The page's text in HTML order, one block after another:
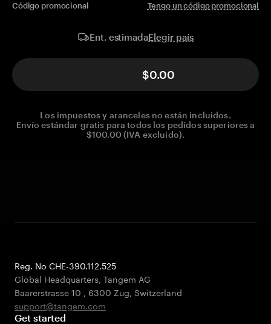
Código promocional Tengo un código promocional
Ent. estimadaElegir país
$0.00
Los impuestos y aranceles no están incluidos.
Envío estándar gratis para todos los pedidos superiores a
$100.00 (IVA excluido).
Reg. No CHE-390.112.525
Global Headquarters, Tangem AG
Baarerstrasse 10 , 6300 Zug, Switzerland
support@tangem.com
Get started